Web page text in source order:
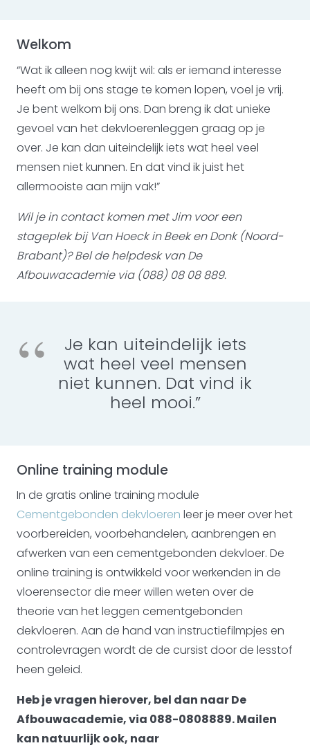
Welkom
“Wat ik alleen nog kwijt wil: als er iemand interesse
heeft om bij ons stage te komen lopen, voel je vrij.
Je bent welkom bij ons. Dan breng ik dat unieke
gevoel van het dekvloerenleggen graag op je
over. Je kan dan uiteindelijk iets wat heel veel
mensen niet kunnen. En dat vind ik juist het
allermooiste aan mijn vak!”
Wil je in contact komen met Jim voor een
stageplek bij Van Hoeck in Beek en Donk (Noord-
Brabant)? Bel de helpdesk van De
Afbouwacademie via (088) 08 08 889.
Je kan uiteindelijk iets
wat heel veel mensen
niet kunnen. Dat vind ik
heel mooi.”
Online training module
In de gratis online training module
Cementgebonden dekvloeren leer je meer over het
voorbereiden, voorbehandelen, aanbrengen en
afwerken van een cementgebonden dekvloer. De
online training is ontwikkeld voor werkenden in de
vloerensector die meer willen weten over de
theorie van het leggen cementgebonden
dekvloeren. Aan de hand van instructiefilmpjes en
controlevragen wordt de de cursist door de lesstof
heen geleid.
Heb je vragen hierover, bel dan naar De
Afbouwacademie, via 088-0808889. Mailen
kan natuurlijk ook, naar